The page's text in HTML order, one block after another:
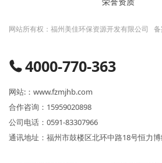
网站所有权：福州美佳环保资源开发有限公司 备
4000-770-363
网站:：www.fzmjhb.com
合作咨询：15959020898
公司电话：0591-83307966
通讯地址：福州市鼓楼区北环中路18号恒力